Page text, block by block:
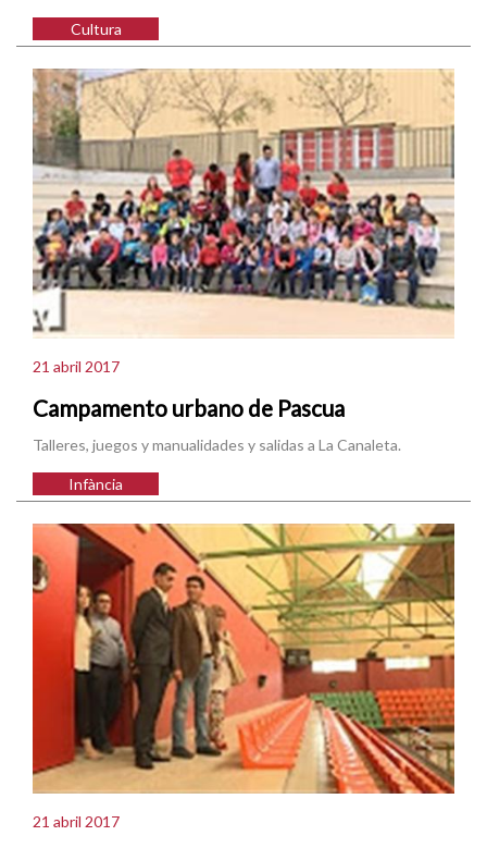
Cultura
21 abril 2017
Campamento urbano de Pascua
Talleres, juegos y manualidades y salidas a La Canaleta.
Infància
21 abril 2017